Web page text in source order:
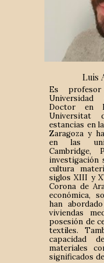
Luis
Es p
Doctor en
Universitat
estancias en
Zaragoza y
en las
Cambridge,
investigación
cultura
siglos XIII y
Corona de
económica,
han
viviendas
posesión de
textiles.
capacidad
materiales
significados